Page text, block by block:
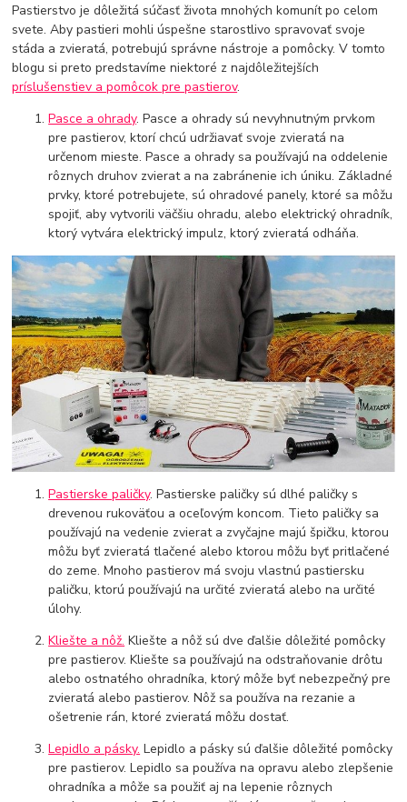
Pastierstvo je dôležitá súčasť života mnohých komunít po celom
svete. Aby pastieri mohli úspešne starostlivo spravovať svoje
stáda a zvieratá, potrebujú správne nástroje a pomôcky. V tomto
blogu si preto predstavíme niektoré z najdôležitejších
príslušenstiev a pomôcok pre pastierov.
Pasce a ohrady. Pasce a ohrady sú nevyhnutným prvkom
pre pastierov, ktorí chcú udržiavať svoje zvieratá na
určenom mieste. Pasce a ohrady sa používajú na oddelenie
rôznych druhov zvierat a na zabránenie ich úniku. Základné
prvky, ktoré potrebujete, sú ohradové panely, ktoré sa môžu
spojiť, aby vytvorili väčšiu ohradu, alebo elektrický ohradník,
ktorý vytvára elektrický impulz, ktorý zvieratá odháňa.
Pastierske paličky. Pastierske paličky sú dlhé paličky s
drevenou rukoväťou a oceľovým koncom. Tieto paličky sa
používajú na vedenie zvierat a zvyčajne majú špičku, ktorou
môžu byť zvieratá tlačené alebo ktorou môžu byť pritlačené
do zeme. Mnoho pastierov má svoju vlastnú pastiersku
paličku, ktorú používajú na určité zvieratá alebo na určité
úlohy.
Kliešte a nôž. Kliešte a nôž sú dve ďalšie dôležité pomôcky
pre pastierov. Kliešte sa používajú na odstraňovanie drôtu
alebo ostnatého ohradníka, ktorý môže byť nebezpečný pre
zvieratá alebo pastierov. Nôž sa používa na rezanie a
ošetrenie rán, ktoré zvieratá môžu dostať.
Lepidlo a pásky. Lepidlo a pásky sú ďalšie dôležité pomôcky
pre pastierov. Lepidlo sa používa na opravu alebo zlepšenie
ohradníka a môže sa použiť aj na lepenie rôznych